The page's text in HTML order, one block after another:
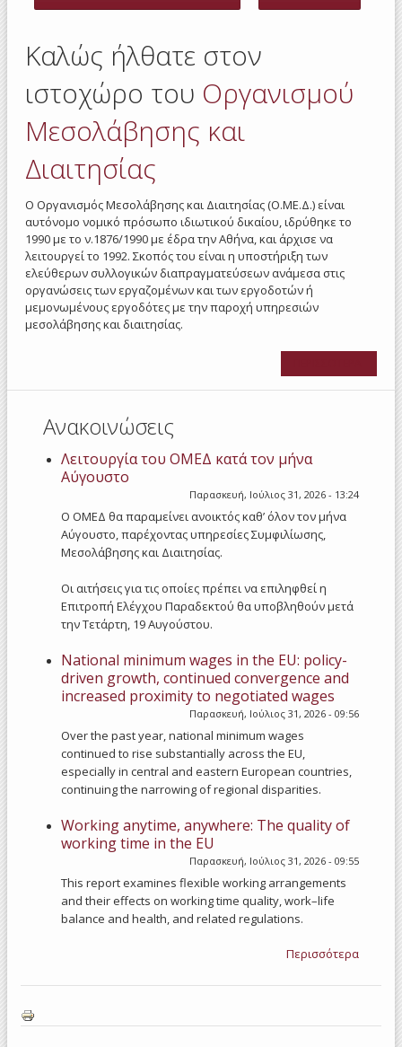
Καλώς ήλθατε στον
ιστοχώρο του Οργανισμού
Μεσολάβησης και
Διαιτησίας
O Οργανισμός Μεσολάβησης και Διαιτησίας (Ο.ΜΕ.Δ.) είναι
αυτόνομο νομικό πρόσωπο ιδιωτικού δικαίου, ιδρύθηκε το
1990 με το ν.1876/1990 με έδρα την Αθήνα, και άρχισε να
λειτουργεί το 1992. Σκοπός του είναι η υποστήριξη των
ελεύθερων συλλογικών διαπραγματεύσεων ανάμεσα στις
οργανώσεις των εργαζομένων και των εργοδοτών ή
μεμονωμένους εργοδότες με την παροχή υπηρεσιών
μεσολάβησης και διαιτησίας.
Ανακοινώσεις
Λειτουργία του ΟΜΕΔ κατά τον μήνα
Αύγουστο
Παρασκευή, Ιούλιος 31, 2026 - 13:24
Ο ΟΜΕΔ θα παραμείνει ανοικτός καθ’ όλον τον μήνα
Αύγουστο, παρέχοντας υπηρεσίες Συμφιλίωσης,
Μεσολάβησης και Διαιτησίας.
Οι αιτήσεις για τις οποίες πρέπει να επιληφθεί η
Επιτροπή Ελέγχου Παραδεκτού θα υποβληθούν μετά
την Τετάρτη, 19 Αυγούστου.
National minimum wages in the EU: policy-
driven growth, continued convergence and
increased proximity to negotiated wages
Παρασκευή, Ιούλιος 31, 2026 - 09:56
Over the past year, national minimum wages
continued to rise substantially across the EU,
especially in central and eastern European countries,
continuing the narrowing of regional disparities.
Working anytime, anywhere: The quality of
working time in the EU
Παρασκευή, Ιούλιος 31, 2026 - 09:55
This report examines flexible working arrangements
and their effects on working time quality, work–life
balance and health, and related regulations.
Περισσότερα